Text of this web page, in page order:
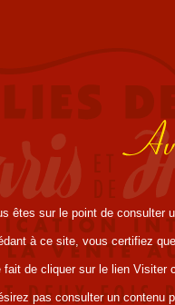
êtes sur le point de consulter
à ce site, vous certifiez
fait de cliquer sur le lien Visiter
pas consulter un contenu